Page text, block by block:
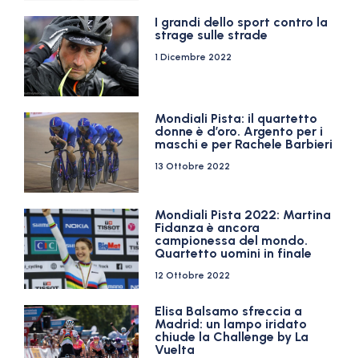
I grandi dello sport contro la
strage sulle strade
1 Dicembre 2022
Mondiali Pista: il quartetto
donne è d’oro. Argento per i
maschi e per Rachele Barbieri
13 Ottobre 2022
Mondiali Pista 2022: Martina
Fidanza è ancora
campionessa del mondo.
Quartetto uomini in finale
12 Ottobre 2022
Elisa Balsamo sfreccia a
Madrid: un lampo iridato
chiude la Challenge by La
Vuelta